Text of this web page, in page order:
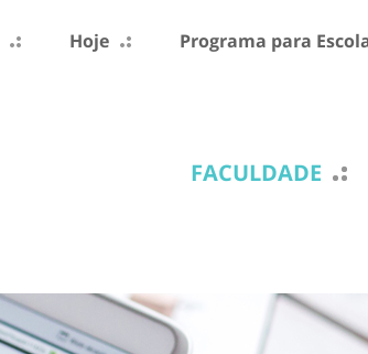
Hoje Programa para
FACULDADE